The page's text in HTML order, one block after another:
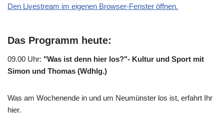
Den Livestream im eigenen Browser-Fenster öffnen.
Das Programm heute:
09.00 Uhr: "Was ist denn hier los?"- Kultur und Sport mit
Simon und Thomas (Wdhlg.)
Was am Wochenende in und um Neumünster los ist, erfahrt Ihr
hier.